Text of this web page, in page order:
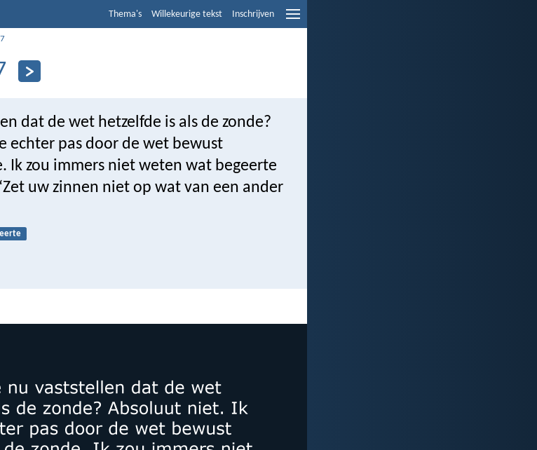
Thema's Willekeurige tekst Inschrijven
7
dat de wet hetzelfde is als de zonde?
echter pas door de wet bewust
Ik zou immers niet weten wat begeerte
uw zinnen niet op wat van een ander